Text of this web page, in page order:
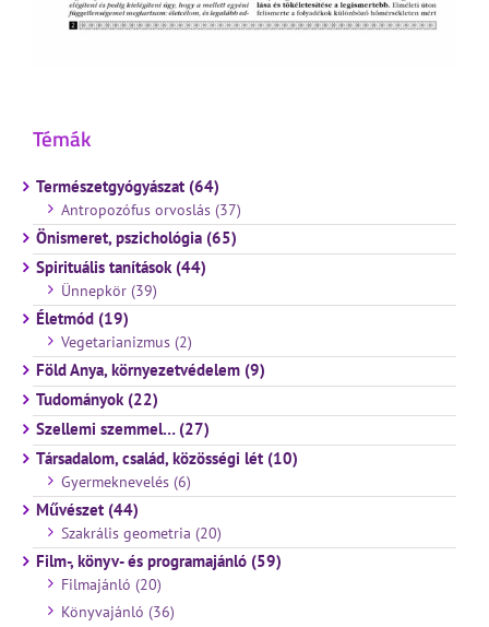
Témák
Természetgyógyászat (64)
Antropozófus orvoslás (37)
Önismeret, pszichológia (65)
Spirituális tanítások (44)
Ünnepkör (39)
Életmód (19)
Vegetarianizmus (2)
Föld Anya, környezetvédelem (9)
Tudományok (22)
Szellemi szemmel… (27)
Társadalom, család, közösségi lét (10)
Gyermeknevelés (6)
Művészet (44)
Szakrális geometria (20)
Film-, könyv- és programajánló (59)
Filmajánló (20)
Könyvajánló (36)